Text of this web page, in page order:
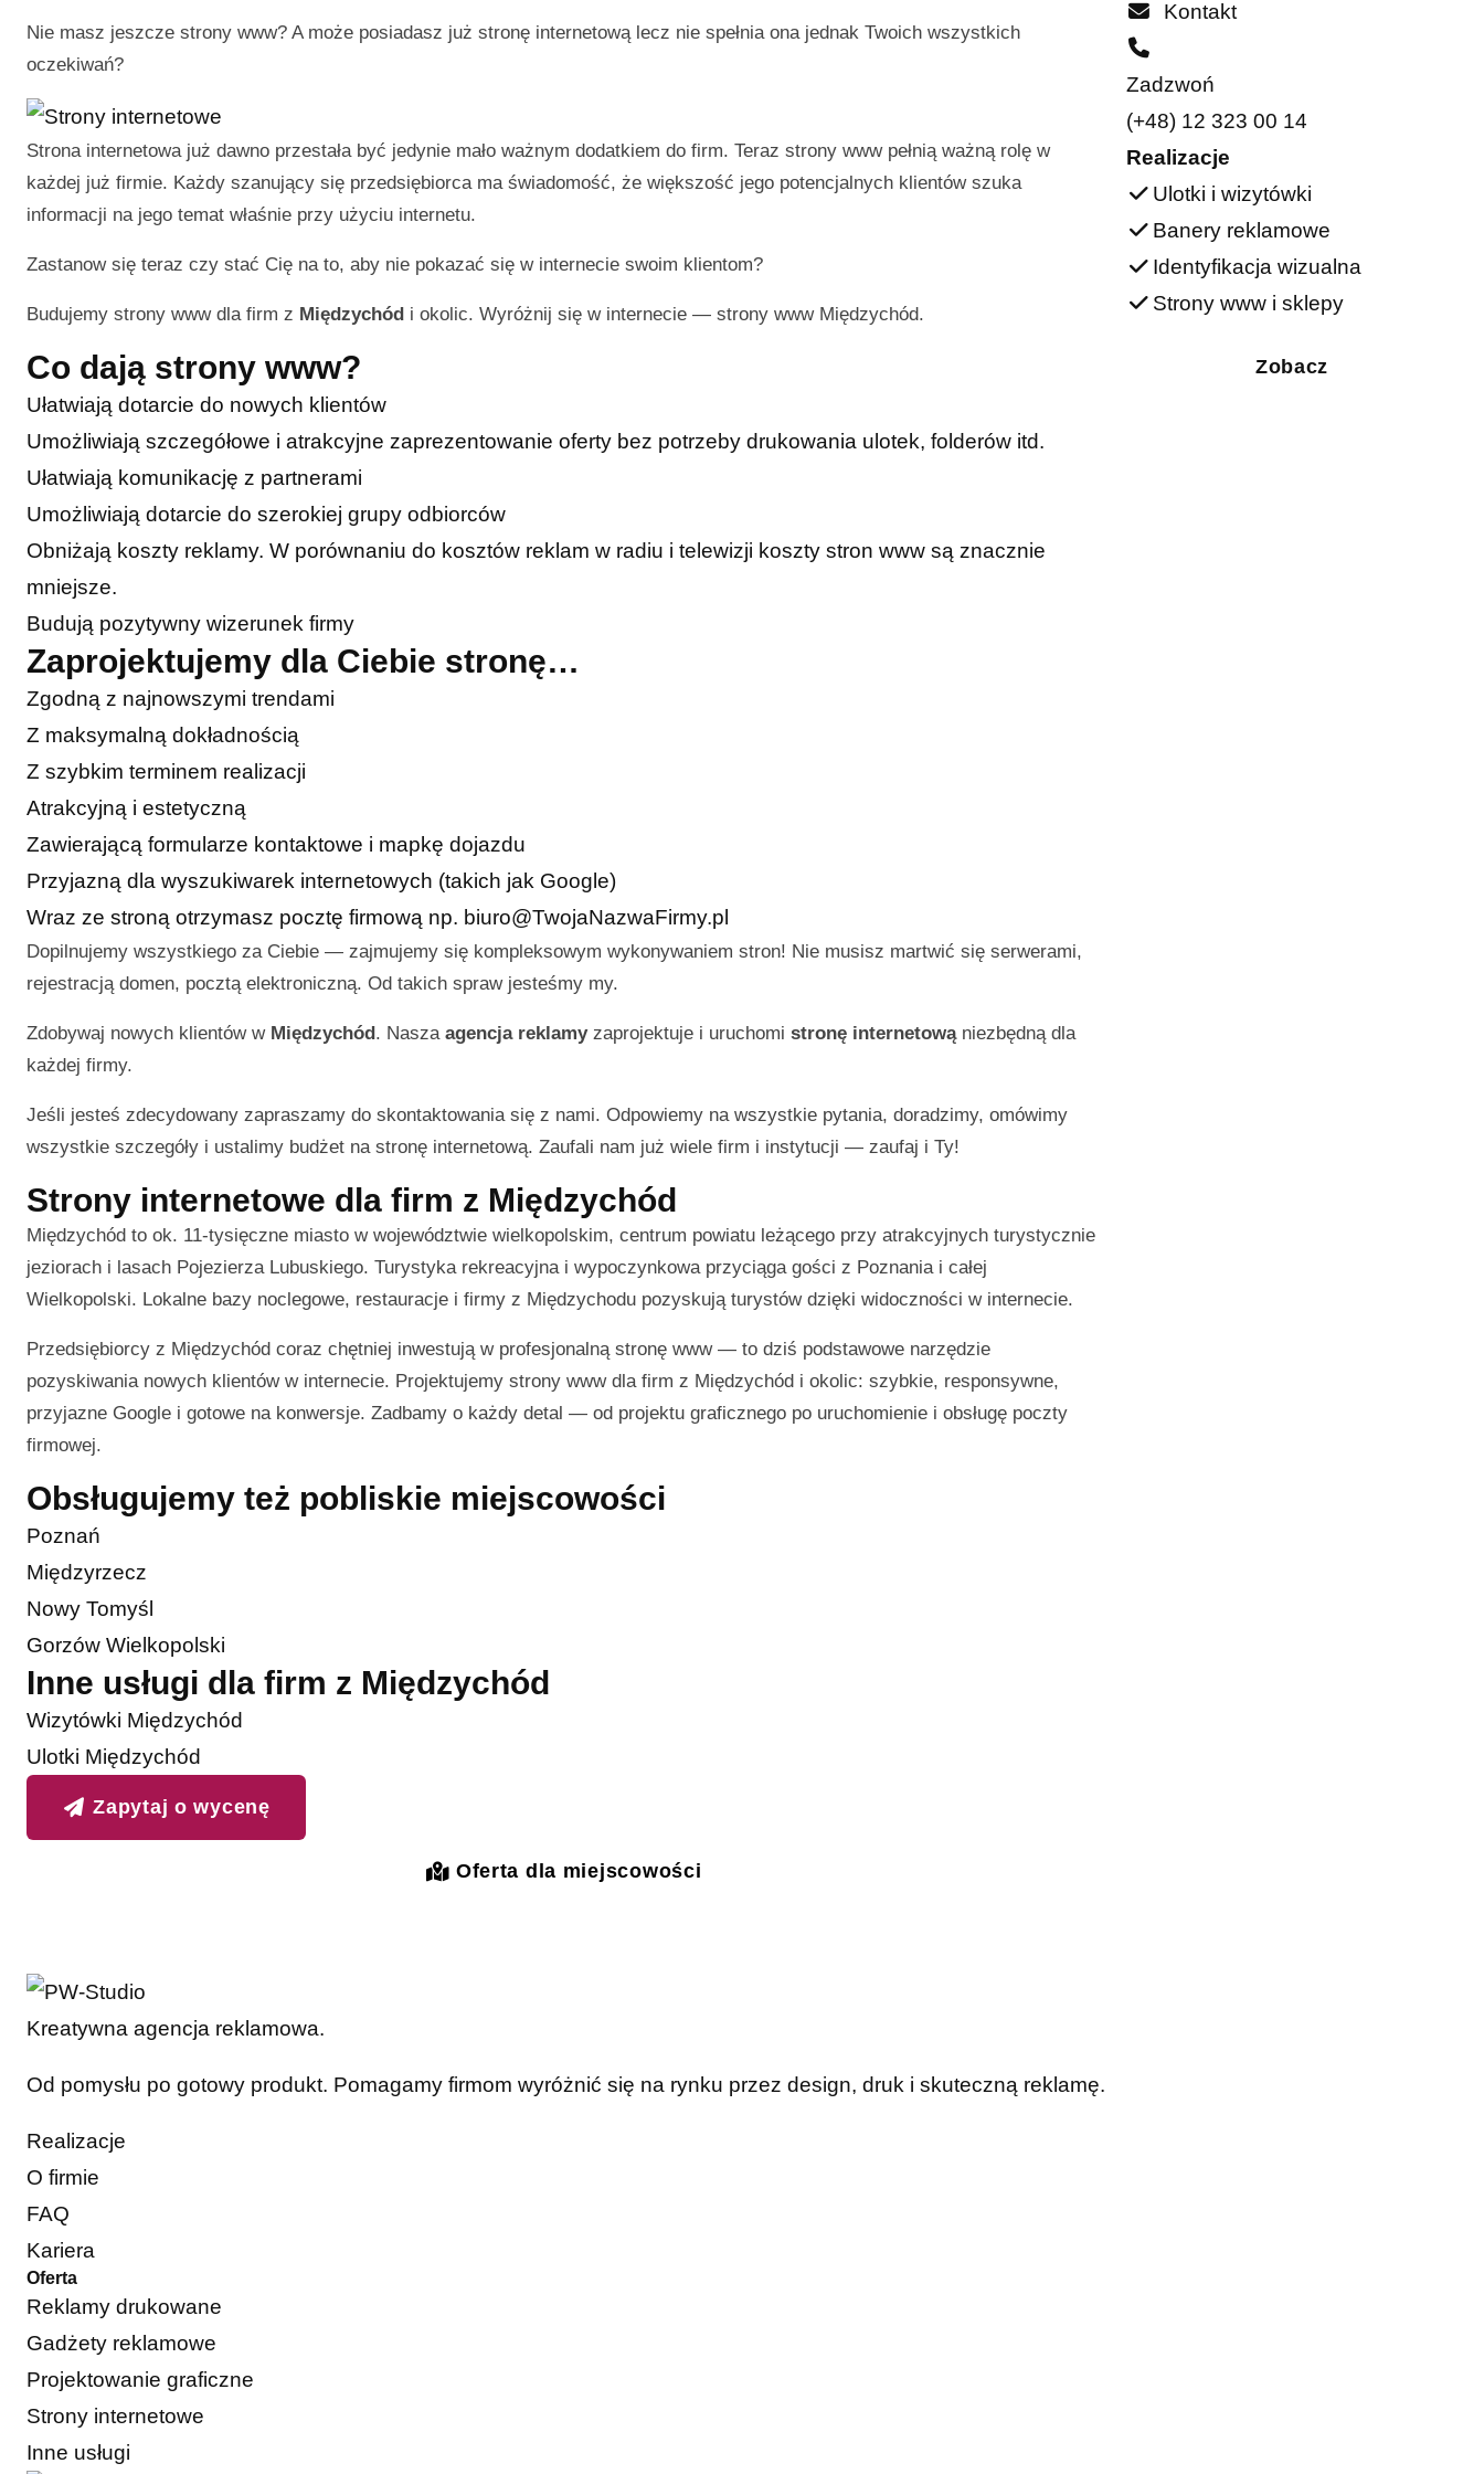
Nie masz jeszcze strony www? A może posiadasz już stronę internetową lecz nie spełnia ona jednak Twoich wszystkich
oczekiwań?
Strona internetowa już dawno przestała być jedynie mało ważnym dodatkiem do firm. Teraz strony www pełnią ważną rolę w
każdej już firmie. Każdy szanujący się przedsiębiorca ma świadomość, że większość jego potencjalnych klientów szuka
informacji na jego temat właśnie przy użyciu internetu.
Zastanow się teraz czy stać Cię na to, aby nie pokazać się w internecie swoim klientom?
Budujemy strony www dla firm z Międzychód i okolic. Wyróżnij się w internecie — strony www Międzychód.
Co dają strony www?
Ułatwiają dotarcie do nowych klientów
Umożliwiają szczegółowe i atrakcyjne zaprezentowanie oferty bez potrzeby drukowania ulotek, folderów itd.
Ułatwiają komunikację z partnerami
Umożliwiają dotarcie do szerokiej grupy odbiorców
Obniżają koszty reklamy. W porównaniu do kosztów reklam w radiu i telewizji koszty stron www są znacznie
mniejsze.
Budują pozytywny wizerunek firmy
Zaprojektujemy dla Ciebie stronę…
Zgodną z najnowszymi trendami
Z maksymalną dokładnością
Z szybkim terminem realizacji
Atrakcyjną i estetyczną
Zawierającą formularze kontaktowe i mapkę dojazdu
Przyjazną dla wyszukiwarek internetowych (takich jak Google)
Wraz ze stroną otrzymasz pocztę firmową np. biuro@TwojaNazwaFirmy.pl
Dopilnujemy wszystkiego za Ciebie — zajmujemy się kompleksowym wykonywaniem stron! Nie musisz martwić się serwerami,
rejestracją domen, pocztą elektroniczną. Od takich spraw jesteśmy my.
Zdobywaj nowych klientów w Międzychód. Nasza agencja reklamyzaprojektuje i uruchomi stronę internetowąniezbędną dla
każdej firmy.
Jeśli jesteś zdecydowany zapraszamy do skontaktowania się z nami. Odpowiemy na wszystkie pytania, doradzimy, omówimy
wszystkie szczegóły i ustalimy budżet na stronę internetową. Zaufali nam już wiele firm i instytucji — zaufaj i Ty!
Strony internetowe dla firm z Międzychód
Międzychód to ok. 11-tysięczne miasto w województwie wielkopolskim, centrum powiatu leżącego przy atrakcyjnych turystycznie
jeziorach i lasach Pojezierza Lubuskiego. Turystyka rekreacyjna i wypoczynkowa przyciąga gości z Poznania i całej
Wielkopolski. Lokalne bazy noclegowe, restauracje i firmy z Międzychodu pozyskują turystów dzięki widoczności w internecie.
Przedsiębiorcy z Międzychód coraz chętniej inwestują w profesjonalną stronę www — to dziś podstawowe narzędzie
pozyskiwania nowych klientów w internecie. Projektujemy strony www dla firm z Międzychód i okolic: szybkie, responsywne,
przyjazne Google i gotowe na konwersje. Zadbamy o każdy detal — od projektu graficznego po uruchomienie i obsługę poczty
firmowej.
Obsługujemy też pobliskie miejscowości
Poznań
Międzyrzecz
Nowy Tomyśl
Gorzów Wielkopolski
Inne usługi dla firm z Międzychód
Wizytówki Międzychód
Ulotki Międzychód
Zapytaj o wycenę
Oferta dla miejscowości
Kontakt
Zadzwoń
(+48) 12 323 00 14
Realizacje
Ulotki i wizytówki
Banery reklamowe
Identyfikacja wizualna
Strony www i sklepy
Zobacz
Kreatywna agencja reklamowa.
Od pomysłu po gotowy produkt. Pomagamy firmom wyróżnić się na rynku przez design, druk i skuteczną reklamę.
Realizacje
O firmie
FAQ
Kariera
Oferta
Reklamy drukowane
Gadżety reklamowe
Projektowanie graficzne
Strony internetowe
Inne usługi